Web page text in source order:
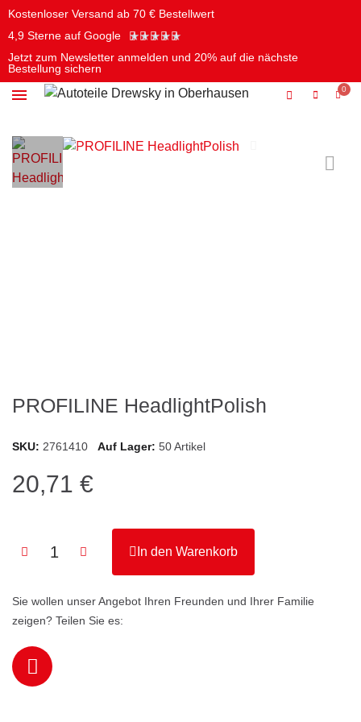
Kostenloser Versand ab 70 € Bestellwert
4,9 Sterne auf Google
★★★★★
Jetzt zum Newsletter anmelden und 20% auf die nächste
Bestellung sichern
PROFILINE HeadlightPolish
SKU 2761410 Auf Lager 50 Artikel
20,71 €
In den Warenkorb
Sie wollen unser Angebot Ihren Freunden und Ihrer Familie
zeigen? Teilen Sie es: